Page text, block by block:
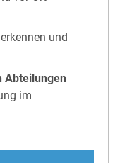
und
Abteilungen
im